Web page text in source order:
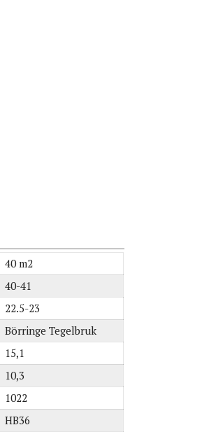
40 m2
40-41
22.5-23
Börringe Tegelbruk
15,1
10,3
1022
HB36